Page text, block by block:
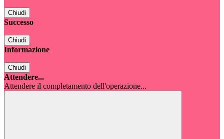
Chiudi
Successo
Chiudi
Informazione
Chiudi
Attendere...
Attendere il completamento dell'operazione...